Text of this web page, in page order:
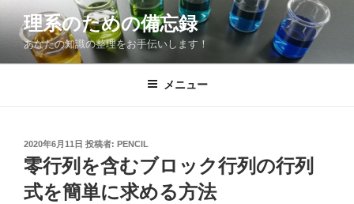
ン
ン
理系のための備忘録
あなたの知識の整理をお手伝いします！
メニュー
投
稿
日:
2020年6月11日 投稿者: PENCIL
零行列を含むブロック行列の行列
式を簡単に求める方法